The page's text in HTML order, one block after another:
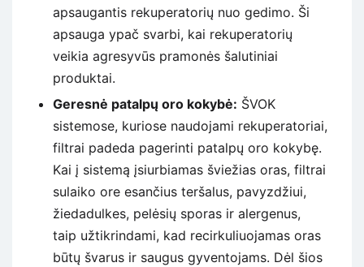
apsaugantis rekuperatorių nuo gedimo. Ši
apsauga ypač svarbi, kai rekuperatorių
veikia agresyvūs pramonės šalutiniai
produktai.
Geresnė patalpų oro kokybė: ŠVOK
sistemose, kuriose naudojami rekuperatoriai,
filtrai padeda pagerinti patalpų oro kokybę.
Kai į sistemą įsiurbiamas šviežias oras, filtrai
sulaiko ore esančius teršalus, pavyzdžiui,
žiedadulkes, pelėsių sporas ir alergenus,
taip užtikrindami, kad recirkuliuojamas oras
būtų švarus ir saugus gyventojams. Dėl šios